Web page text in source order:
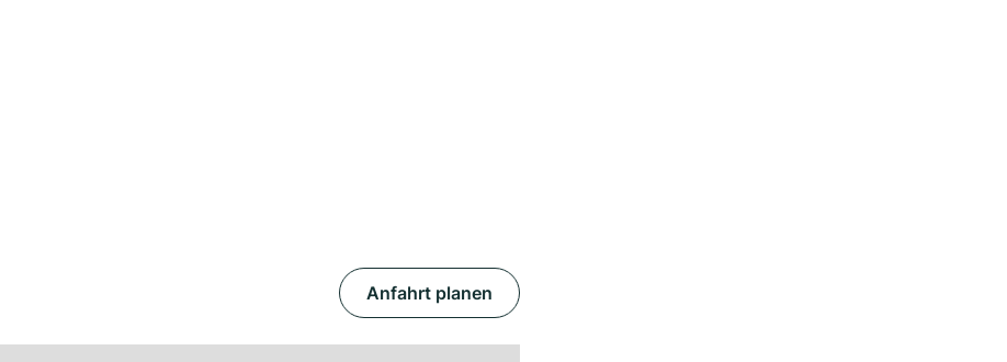
Anfahrt planen